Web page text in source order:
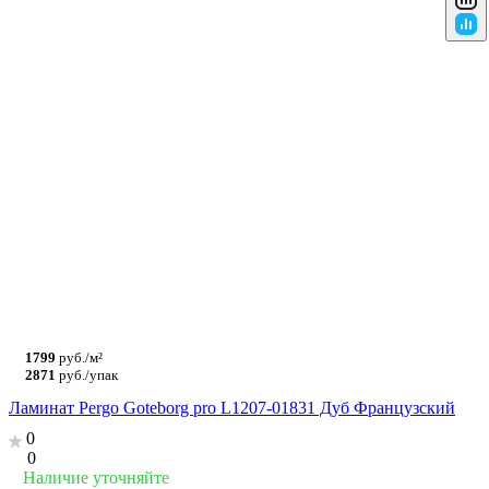
1799 руб./м²
2871 руб./упак
Ламинат Pergo Goteborg pro L1207-01831 Дуб Французский
0
0
Наличие уточняйте